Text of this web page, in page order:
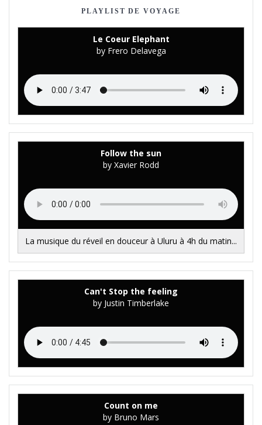
PLAYLIST DE VOYAGE
Le Coeur Elephant
by Frero Delavega
Follow the sun
by Xavier Rodd
La musique du réveil en douceur à Uluru à 4h du matin...
Can't Stop the feeling
by Justin Timberlake
Count on me
by Bruno Mars